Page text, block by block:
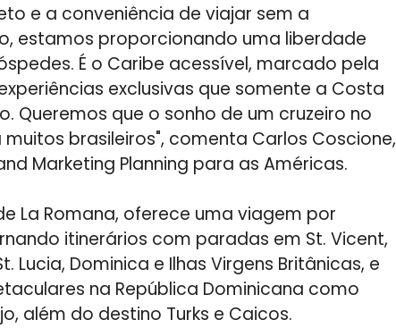
e a conveniência de viajar sem a
estamos proporcionando uma liberdade
É o Caribe acessível, marcado pela
exclusivas que somente a Costa
Queremos que o sonho de um cruzeiro no
brasileiros", comenta Carlos Coscione,
Marketing Planning para as Américas.
La Romana, oferece uma viagem por
itinerários com paradas em St. Vicent,
Lucia, Dominica e Ilhas Virgens Britânicas, e
na República Dominicana como
além do destino Turks e Caicos.